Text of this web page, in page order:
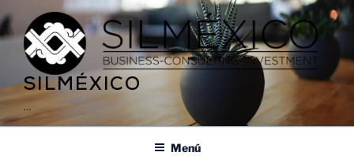
SILMÉXICO
…
Menú